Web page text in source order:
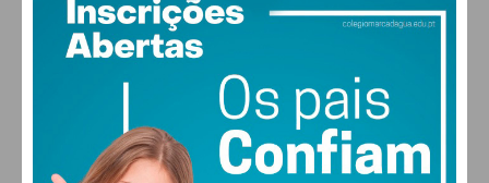
21
71% humidade
22° 28 27° 29°